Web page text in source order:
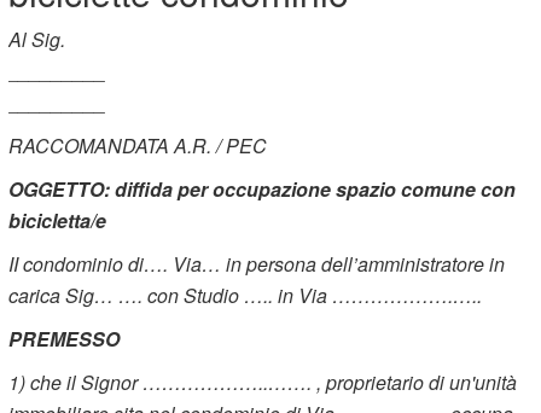
Al Sig.
RACCOMANDATA A.R. / PEC
OGGETTO: diffida per occupazione spazio comune con
bicicletta/e
II condominio di…. Via… in persona dell’amministratore in
carica Sig… …. con Studio ….. in Via ……………….…..
PREMESSO
1) che il Signor ………………..……. , proprietario di un'unità